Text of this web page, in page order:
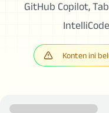
GitHub Copilot,
Konten ini